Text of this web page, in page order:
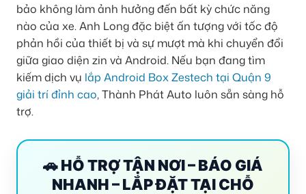
bảo không làm ảnh hưởng đến bất kỳ chức năng
nào của xe. Anh Long đặc biệt ấn tượng với tốc độ
phản hồi của thiết bị và sự mượt mà khi chuyển đổi
giữa giao diện zin và Android. Nếu bạn đang tìm
kiếm dịch vụ lắp Android Box Zestech tại Quận 9
giải trí đỉnh cao, Thành Phát Auto luôn sẵn sàng hỗ
trợ.
🚗 HỖ TRỢ TẬN NƠI – BÁO GIÁ
NHANH – LẮP ĐẶT TẠI CHỖ